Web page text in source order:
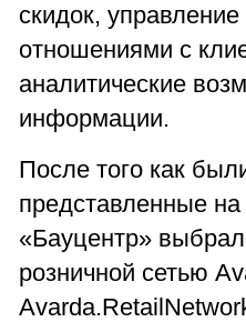
скидок,
отношениями с
аналитические
информации.
После того как
представленные
«Бауцентр»
розничной сетью